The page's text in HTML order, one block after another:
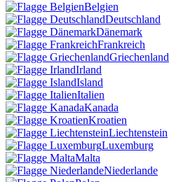
Belgien
Deutschland
Dänemark
Frankreich
Griechenland
Irland
Island
Italien
Kanada
Kroatien
Liechtenstein
Luxemburg
Malta
Niederlande